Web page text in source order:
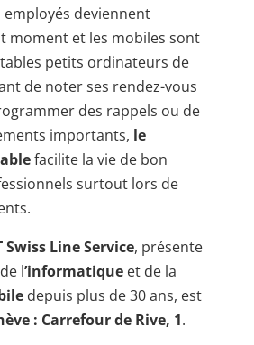
employés deviennent
moment et les mobiles sont
petits ordinateurs de
de noter ses rendez-vous
des rappels ou de
importants, le
facilite la vie de bon
surtout lors de
Swiss Line Service, présente
l’informatique et de la
depuis plus de 30 ans, est
: Carrefour de Rive, 1.